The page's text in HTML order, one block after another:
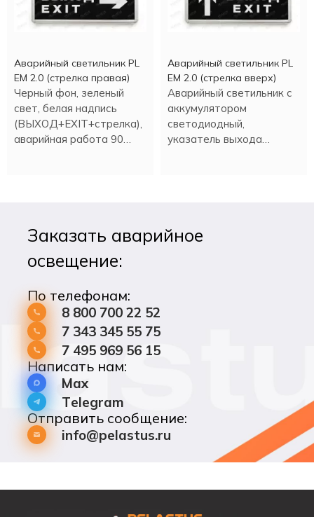
Аварийный светильник PL
EM 2.0 (стрелка правая)
Черный фон, зеленый
свет, белая надпись
(ВЫХОД+EXIT+стрелка),
аварийная работа 90
Аварийный светильник PL
EM 2.0 (стрелка вверх)
Аварийный светильник с
аккумулятором
светодиодный,
указатель выхода
Заказать аварийное
освещение:
По телефонам:
8 800 700 22 52
7 343 345 55 75
7 495 969 56 15
Написать нам:
Max
Telegram
Отправить сообщение:
info@pelastus.ru